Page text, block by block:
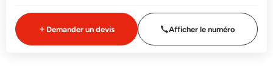
Demander un devis Afficher le numéro